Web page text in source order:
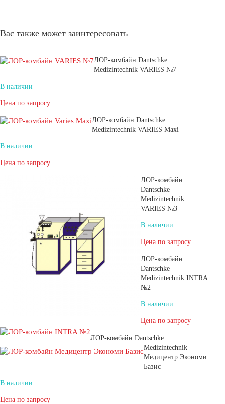
Вас также может заинтересовать
ЛОР-комбайн Dantschke
Medizintechnik VARIES №7
В наличии
Цена по запросу
ЛОР-комбайн Dantschke
Medizintechnik VARIES Maxi
В наличии
Цена по запросу
ЛОР-комбайн
Dantschke
Medizintechnik
VARIES №3
В наличии
Цена по запросу
ЛОР-комбайн
Dantschke
Medizintechnik INTRA
№2
В наличии
Цена по запросу
ЛОР-комбайн Dantschke
Medizintechnik
Медицентр Экономи
Базис
В наличии
Цена по запросу